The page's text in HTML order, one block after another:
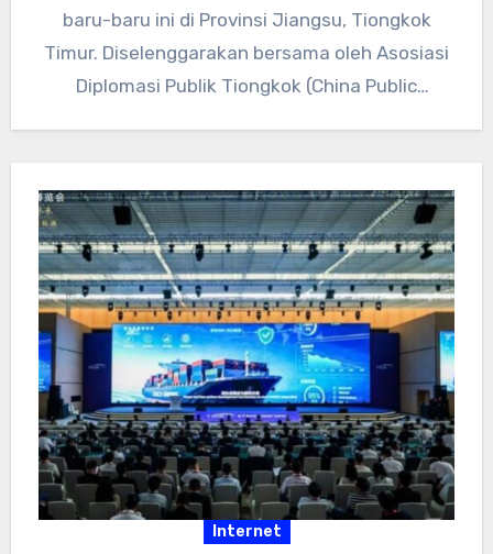
baru-baru ini di Provinsi Jiangsu, Tiongkok
Timur. Diselenggarakan bersama oleh Asosiasi
Diplomasi Publik Tiongkok (China Public
Internet